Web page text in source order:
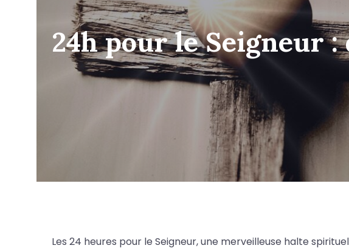
24h pour le Seigneur :
Les 24 heures pour le Seigneur, une merveilleuse halte